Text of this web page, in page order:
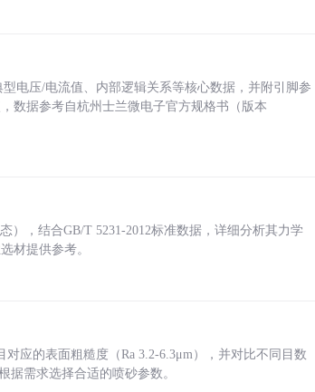
电压/电流值、内部逻辑关系等核心数据，并附引脚参
数据参考自杭州士兰微电子官方规格书（版本
），结合GB/T 5231-2012标准数据，详细分析其力学
材提供参考。
应的表面粗糙度（Ra 3.2-6.3μm），并对比不同目数
据需求选择合适的喷砂参数。